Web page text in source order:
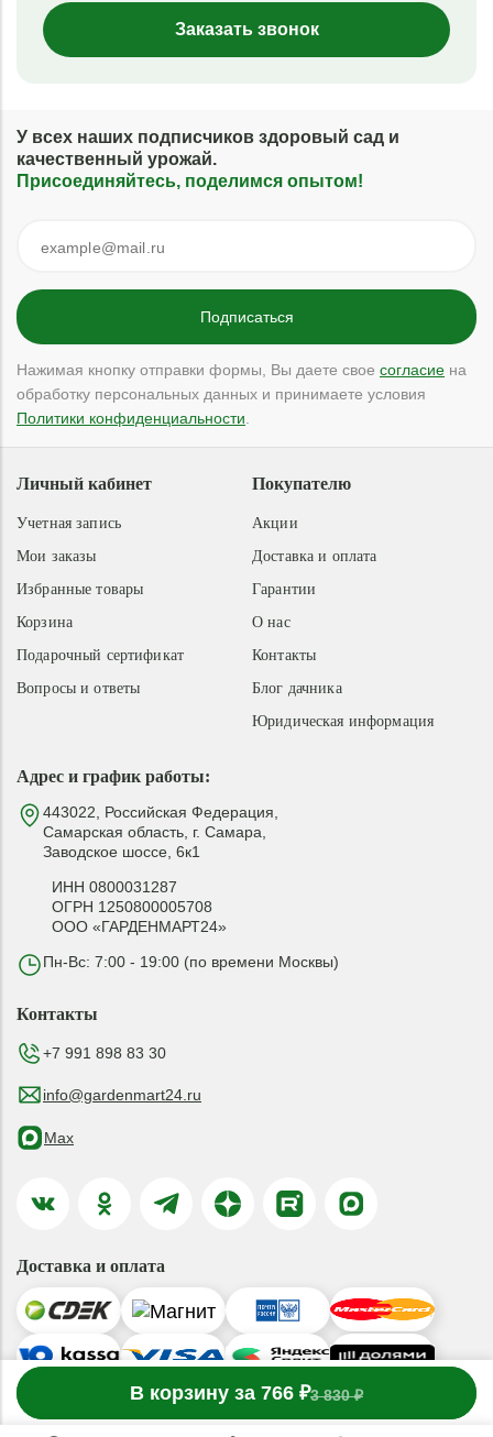
В корзину за 766 ₽3 830 ₽
1 товар в корзине
Заказать звонок
У всех наших подписчиков здоровый сад и
качественный урожай.
Присоединяйтесь, поделимся опытом!
Нажимая кнопку отправки формы, Вы даете свое согласие на
обработку персональных данных и принимаете условия
Политики конфиденциальности
Адрес и график работы:
443022, Российская Федерация,
Самарская область, г. Самара,
Заводское шоссе, 6к1
ИНН 0800031287
ОГРН 1250800005708
ООО «ГАРДЕНМАРТ24»
Пн-Вс: 7:00 - 19:00 (по времени Москвы)
Покупателю
Акции
Доставка и оплата
Гарантии
О нас
Контакты
Блог дачника
Юридическая информация
Личный кабинет
Учетная запись
Мои заказы
Избранные товары
Корзина
Подарочный сертификат
Вопросы и ответы
Контакты
+7 991 898 83 30
info@gardenmart24.ru
Max
Доставка и оплата
© 2019-2026 ООО «ГАРДЕНМАРТ24»